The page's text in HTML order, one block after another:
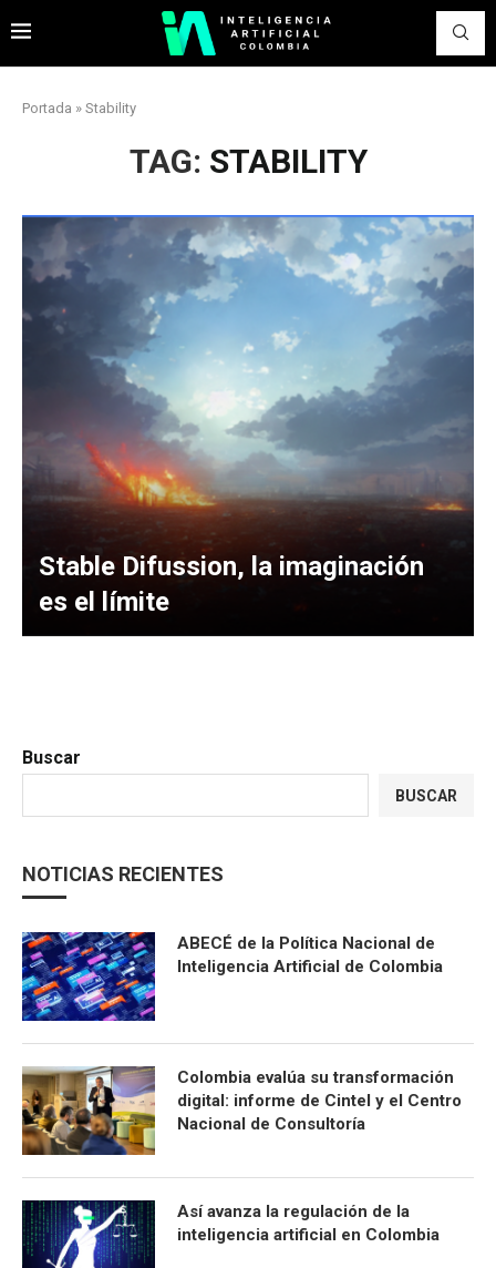
Portada » Stability
TAG: STABILITY
Stable Difussion, la imaginación
es el límite
Buscar
BUSCAR
NOTICIAS RECIENTES
ABECÉ de la Política Nacional de
Inteligencia Artificial de Colombia
Colombia evalúa su transformación
digital: informe de Cintel y el Centro
Nacional de Consultoría
Así avanza la regulación de la
inteligencia artificial en Colombia